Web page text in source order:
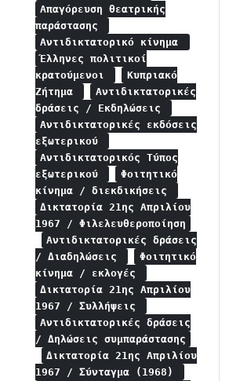
Απαγόρευση θεατρικής
παράστασης
Αντιδικτατορικό κίνημα
Έλληνες πολιτικοί
κρατούμενοι
Κυπριακό
Ζήτημα
Αντιδικτατορικές
δράσεις / Εκδηλώσεις
Αντιδικτατορικές εκδόσεις
εξωτερικού
Αντιδικτατορικός Τύπος
εξωτερικού
Φοιτητικό
κίνημα / διεκδικήσεις
Δικτατορία 21ης Απριλίου
1967 / Φιλελευθεροποίηση
Αντιδικτατορικές δράσεις
/ Διαδηλώσεις
Φοιτητικό
κίνημα / εκλογές
Δικτατορία 21ης Απριλίου
1967 / Συλλήψεις
Αντιδικτατορικές δράσεις
/ Δηλώσεις συμπαράστασης
Δικτατορία 21ης Απριλίου
1967 / Σύνταγμα (1968)